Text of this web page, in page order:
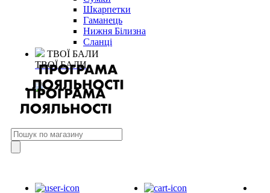
Шкарпетки
Гаманець
Нижня Білизна
Сланці
ТВОЇ БАЛИ
ТВОЇ БАЛИ